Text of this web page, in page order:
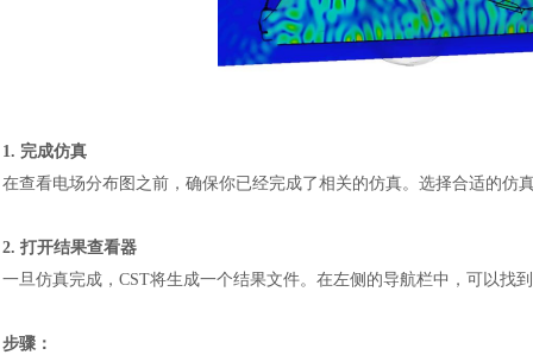
1. 完成仿真
在查看电场分布图之前，确保你已经完成了相关的仿真。选择合适的仿
2. 打开结果查看器
一旦仿真完成， CST将生成一个结果文件。在左侧的导航栏中，可以找
步骤：